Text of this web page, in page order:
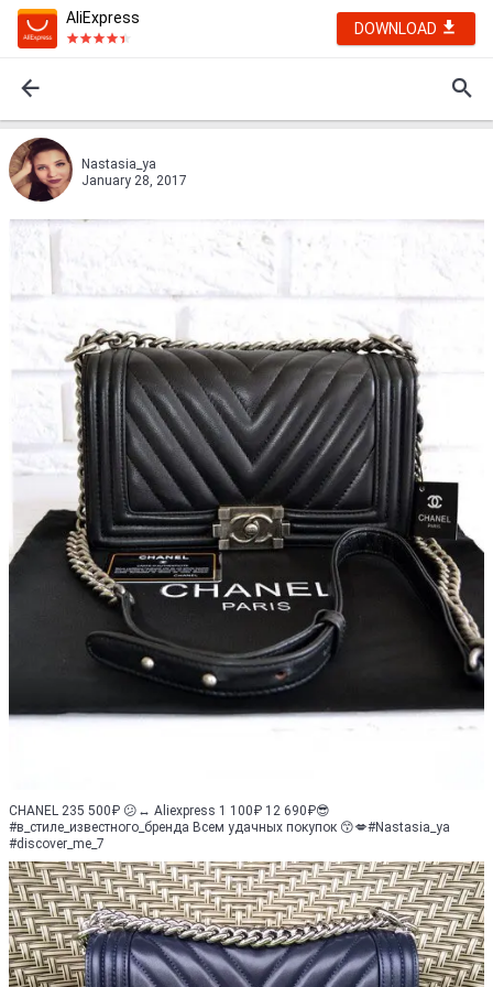
AliExpress
DOWNLOAD
Nastasia_ya
January 28, 2017
CHANEL 235 500₽ 😕↔️ Aliexpress 1 100₽ 12 690₽😎
#в_стиле_известного_бренда Всем удачных покупок 😙💋#Nastasia_ya
#discover_me_7